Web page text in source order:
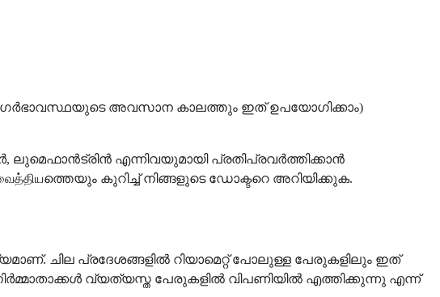
അവസാന കാലത്തും ഇത് ഉപയോഗിക്കാം)
ലുമെഫാൻട്രിൻ എന്നിവയുമായി പ്രതിപ്രവർത്തിക്കാൻ
കുറിച്ച് നിങ്ങളുടെ ഡോക്ടറെ അറിയിക്കുക.
ചില പ്രദേശങ്ങളിൽ റിയാമെറ്റ് പോലുള്ള പേരുകളിലും ഇത്
വ്യത്യസ്ത പേരുകളിൽ വിപണിയിൽ എത്തിക്കുന്നു എന്ന്